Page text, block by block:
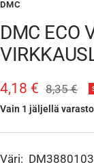
DMC
DMC ECO
Alennushinta
4,18 € 8,35 €
Vain 1 jäljellä
Väri: DM3880103